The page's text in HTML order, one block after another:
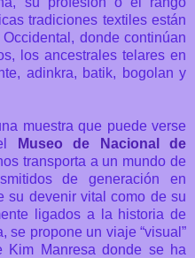
tradiciones textiles están
donde continúan
los ancestrales telares en
adinkra, batik, bogolan y
muestra que puede verse
Museo de Nacional de
transporta a un mundo de
de generación en
su devenir vital como de su
ligados a la historia de
se propone un viaje “visual”
Kim Manresa donde se ha